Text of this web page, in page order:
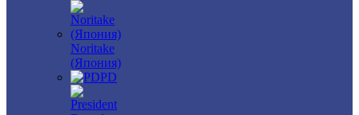
Noritake
(Япония)
PD